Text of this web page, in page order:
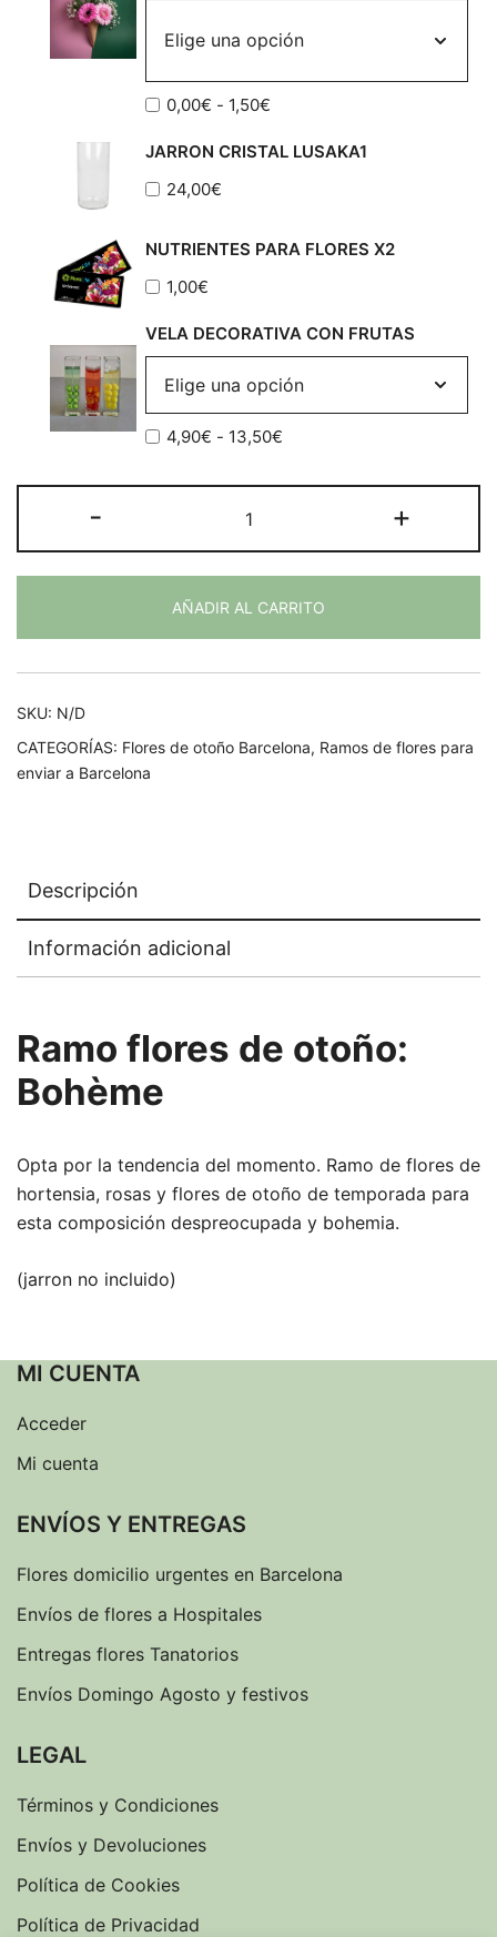
0,00€ - 1,50€Rango
precios:
hasta
JARRON CRISTAL LUSAKA1
24,00€
NUTRIENTES PARA FLORES X2
1,00€
VELA DECORATIVA CON FRUTAS
4,90€ - 13,50€Rango
precios:
4,90€
hasta
13,50€
-
DE
FLORES
cantidad
+
AÑADIR AL CARRITO
SKU: N/D
CATEGORÍAS: Flores de otoño Barcelona, Ramos de flores para
enviar a Barcelona
Descripción
Información adicional
Ramo flores de otoño:
Bohème
Opta por la tendencia del momento. Ramo de flores de
hortensia, rosas y flores de otoño de temporada para
esta composición despreocupada y bohemia.
(jarron no incluido)
MI CUENTA
Acceder
Mi cuenta
ENVÍOS Y ENTREGAS
Flores domicilio urgentes en Barcelona
Envíos de flores a Hospitales
Entregas flores Tanatorios
Envíos Domingo Agosto y festivos
LEGAL
Términos y Condiciones
Envíos y Devoluciones
Política de Cookies
Política de Privacidad